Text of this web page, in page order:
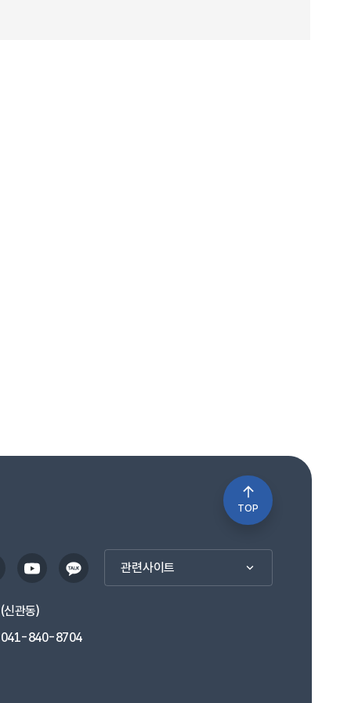
TOP
관련사이트
관동)
041-840-8704